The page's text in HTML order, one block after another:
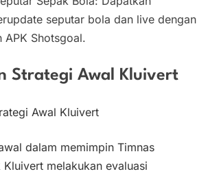
seputar bola dan live dengan
APK Shotsgoal.
Strategi Awal Kluivert
dalam memimpin Timnas
melakukan evaluasi